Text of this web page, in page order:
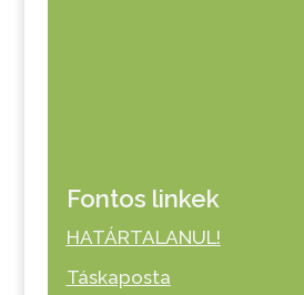
Fontos linkek
HATÁRTALANUL!
Táskaposta